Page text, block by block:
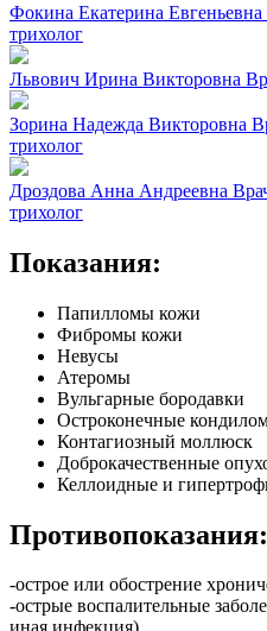
Фокина Екатерина Евгеньевна
трихолог
Львович Ирина Викторовна
Зорина Надежда Викторовна
трихолог
Дроздова Анна Андреевна
трихолог
Показания:
Папилломы кожи
Фибромы кожи
Невусы
Атеромы
Вульгарные бородавки
Остроконечные
Контагиозный моллюск
Доброкачественные
Келлоидные и
Противопоказания:
-острое или обострение
-острые воспалительные